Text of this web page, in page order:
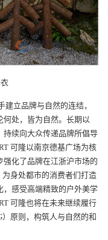
立品牌与自然的连结，
处，皆为自然。长期以
持续向大众传递品牌所倡导
可隆以南京德基广场为核
化了品牌在江浙沪市场的
为身处都市的消费者们打造
，感受高端精致的户外美学
可隆也将在未来继续履行
原则，构筑人与自然的和